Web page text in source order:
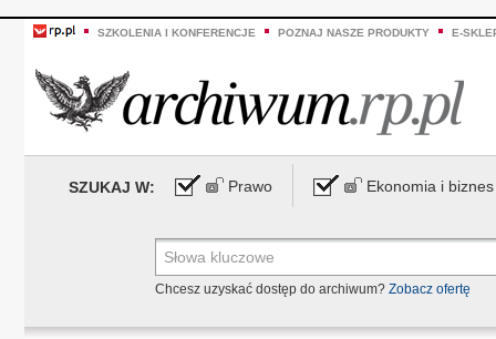
SZKOLENIA I KONFERENCJE POZNAJ NASZE PRODUKTY E-
SZUKAJ W: Prawo Ekonomia i biznes
Chcesz uzyskać dostęp do archiwum? Zobacz ofertę